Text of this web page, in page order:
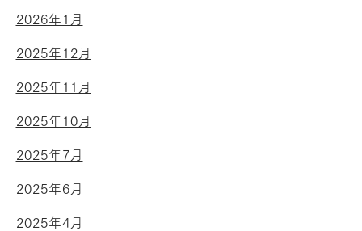
2026年1月
2025年12月
2025年11月
2025年10月
2025年7月
2025年6月
2025年4月